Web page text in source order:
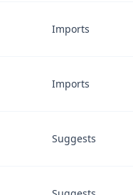
Imports
Imports
Suggests